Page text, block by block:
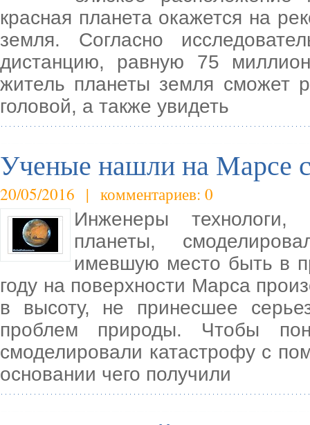
красная планета окажется на
земля. Согласно
дистанцию, равную 75
житель планеты земля сможет
головой, а также увидеть
Ученые нашли на Марсе
20/05/2016 | комментариев: 0
Инженеры технологи,
планеты,
имевшую место быть в
году на поверхности Марса
в высоту, не принесшее
проблем природы. Чтобы
смоделировали катастрофу с
основании чего получили